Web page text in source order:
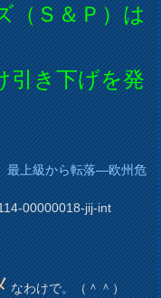
（Ｓ＆Ｐ）は
引き下げを発
最上級から転落―欧州危
00000018-jij-int
なわけで。（＾＾）